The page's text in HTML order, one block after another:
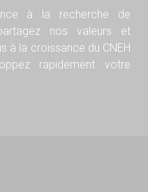
à la recherche de
nos valeurs et
à la croissance du CNEH
rapidement votre